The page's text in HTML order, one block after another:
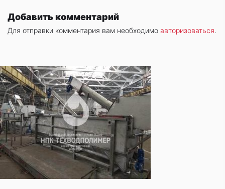
Добавить комментарий
Для отправки комментария вам необходимо авторизоваться.